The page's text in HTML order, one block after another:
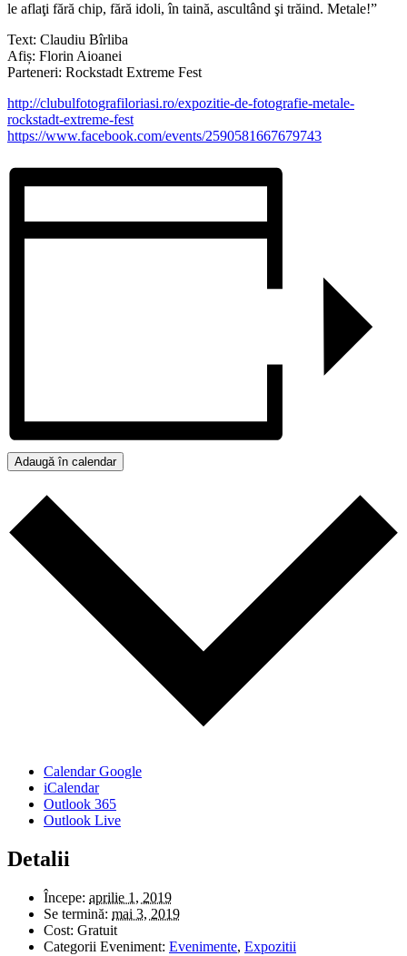
le aflaţi fără chip, fără idoli, în taină, ascultând şi trăind. Metale!”
Text: Claudiu Bîrliba
Afiș: Florin Aioanei
Parteneri: Rockstadt Extreme Fest
http://clubulfotografiloriasi.ro/expozitie-de-fotografie-metale-
rockstadt-extreme-fest
https://www.facebook.com/events/2590581667679743
Adaugă în calendar
Calendar Google
iCalendar
Outlook 365
Outlook Live
Detalii
Începe: aprilie 1, 2019
Se termină: mai 3, 2019
Cost: Gratuit
Categorii Eveniment: Evenimente, Expozitii